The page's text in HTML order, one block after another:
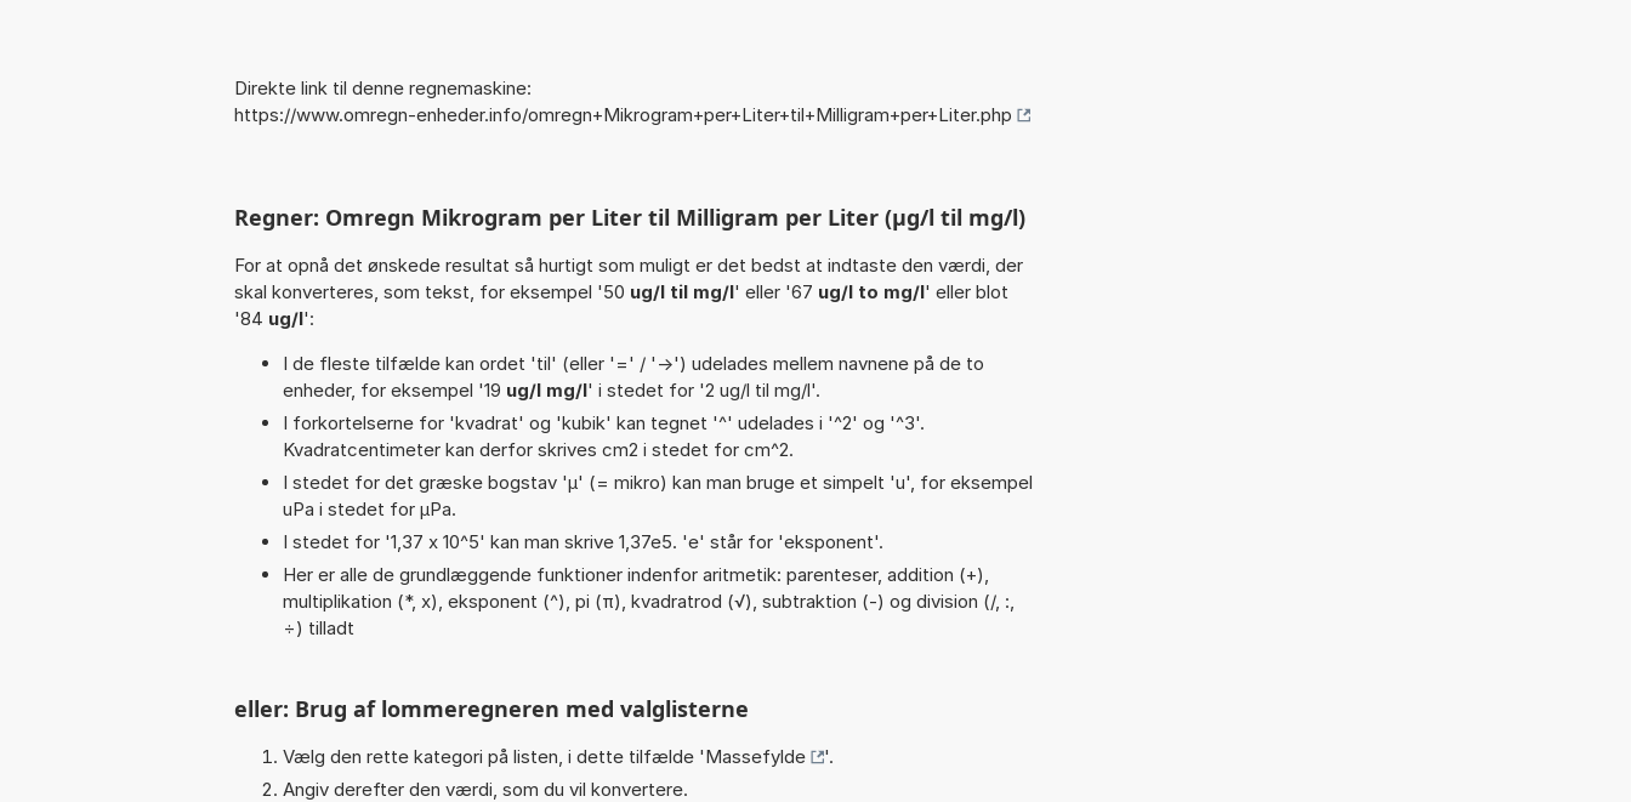
Direkte link til denne regnemaskine:
https://www.omregn-enheder.info/omregn+Mikrogram+per+Liter+til+Milligram+per+Liter.php
Regner: Omregn Mikrogram per Liter til Milligram per Liter (µg/l til mg/l)
For at opnå det ønskede resultat så hurtigt som muligt er det bedst at indtaste den værdi, der
skal konverteres, som tekst, for eksempel '50 ug/l til mg/l' eller '67 ug/l to mg/l' eller blot
'84 ug/l':
I de fleste tilfælde kan ordet 'til' (eller '=' / '->') udelades mellem navnene på de to
enheder, for eksempel '19 ug/l mg/l' i stedet for '2 ug/l til mg/l'.
I forkortelserne for 'kvadrat' og 'kubik' kan tegnet '^' udelades i '^2' og '^3'.
Kvadratcentimeter kan derfor skrives cm2 i stedet for cm^2.
I stedet for det græske bogstav 'µ' (= mikro) kan man bruge et simpelt 'u', for eksempel
uPa i stedet for µPa.
I stedet for '1,37 x 10^5' kan man skrive 1,37e5. 'e' står for 'eksponent'.
Her er alle de grundlæggende funktioner indenfor aritmetik: parenteser, addition (+),
multiplikation (*, x), eksponent (^), pi (π), kvadratrod (√), subtraktion (-) og division (/, :,
÷) tilladt
eller: Brug af lommeregneren med valglisterne
Vælg den rette kategori på listen, i dette tilfælde 'Massefylde
'.
Angiv derefter den værdi, som du vil konvertere.